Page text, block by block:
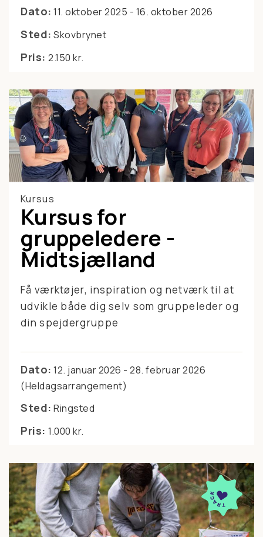
Dato: 11. oktober 2025 - 16. oktober 2026
Sted: Skovbrynet
Pris: 2.150 kr.
Kursus
Kursus for
gruppeledere -
Midtsjælland
Få værktøjer, inspiration og netværk til at
udvikle både dig selv som gruppeleder og
din spejdergruppe
Dato: 12. januar 2026 - 28. februar 2026
(Heldagsarrangement)
Sted: Ringsted
Pris: 1.000 kr.